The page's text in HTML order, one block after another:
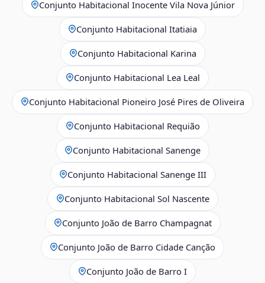
Conjunto Habitacional Inocente Vila Nova Júnior
Conjunto Habitacional Itatiaia
Conjunto Habitacional Karina
Conjunto Habitacional Lea Leal
Conjunto Habitacional Pioneiro José Pires de Oliveira
Conjunto Habitacional Requião
Conjunto Habitacional Sanenge
Conjunto Habitacional Sanenge III
Conjunto Habitacional Sol Nascente
Conjunto João de Barro Champagnat
Conjunto João de Barro Cidade Canção
Conjunto João de Barro I